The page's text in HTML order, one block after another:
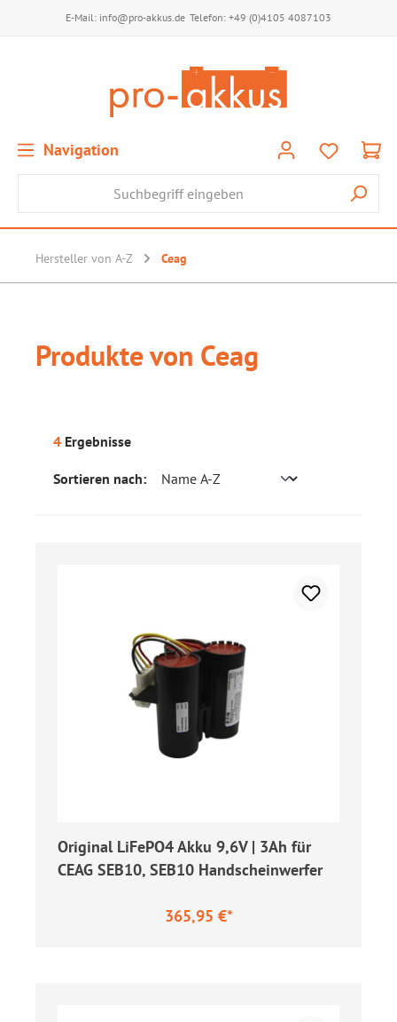
E-Mail: info@pro-akkus.de Telefon: +49 (0)4105 4087103
Navigation
Hersteller von A-Z Ceag
Produkte von Ceag
4 Ergebnisse
Sortieren nach:
Original LiFePO4 Akku 9,6V | 3Ah für
CEAG SEB10, SEB10 Handscheinwerfer
365,95 €*